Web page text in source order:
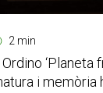
2 min
‘Planeta
i memòria